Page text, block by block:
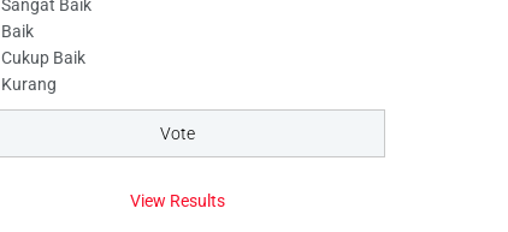
Sangat Baik
Baik
Cukup Baik
Kurang
View Results